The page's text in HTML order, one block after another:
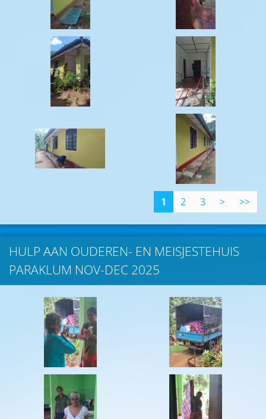
1 2 3 > >>
HULP AAN OUDEREN- EN MEISJESTEHUIS
PARAKLUM NOV-DEC 2025